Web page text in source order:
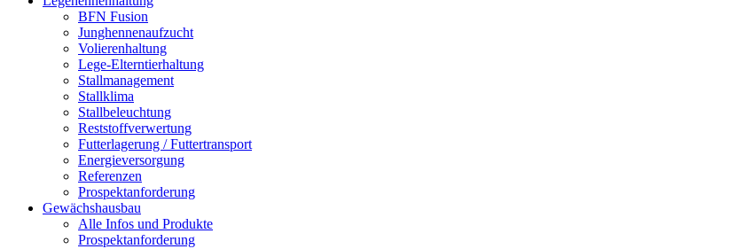
BFN Fusion
Junghennenaufzucht
Volierenhaltung
Lege-Elterntierhaltung
Stallmanagement
Stallklima
Stallbeleuchtung
Reststoffverwertung
Futterlagerung / Futtertransport
Energieversorgung
Referenzen
Prospektanforderung
Gewächshausbau
Alle Infos und Produkte
Prospektanforderung